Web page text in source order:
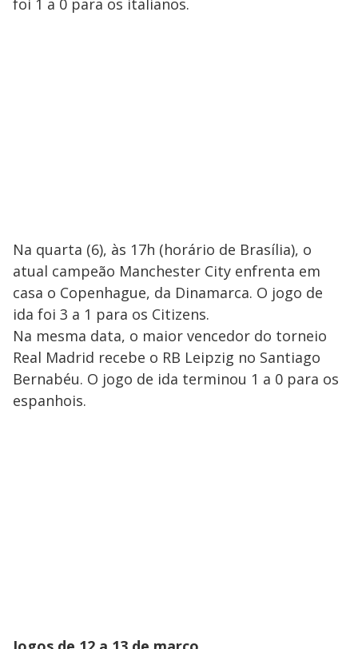
Na quarta (6), às 17h (horário de Brasília), o
atual campeão Manchester City enfrenta em
casa o Copenhague, da Dinamarca. O jogo de
ida foi 3 a 1 para os Citizens.
Na mesma data, o maior vencedor do torneio
Real Madrid recebe o RB Leipzig no Santiago
Bernabéu. O jogo de ida terminou 1 a 0 para os
espanhois.